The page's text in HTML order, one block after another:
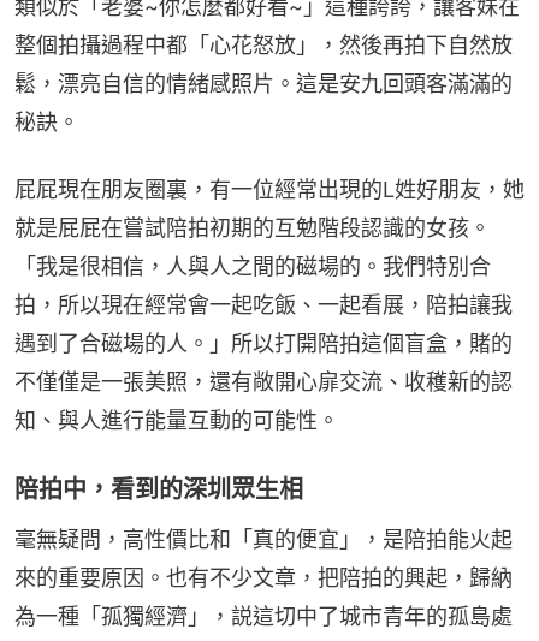
類似於「老婆~你怎麼都好看~」這種誇誇，讓客妹在
整個拍攝過程中都「心花怒放」，然後再拍下自然放
鬆，漂亮自信的情緒感照片。這是安九回頭客滿滿的
秘訣。
屁屁現在朋友圈裏，有一位經常出現的L姓好朋友，她
就是屁屁在嘗試陪拍初期的互勉階段認識的女孩。
「我是很相信，人與人之間的磁場的。我們特別合
拍，所以現在經常會一起吃飯、一起看展，陪拍讓我
遇到了合磁場的人。」所以打開陪拍這個盲盒，賭的
不僅僅是一張美照，還有敞開心扉交流、收穫新的認
知、與人進行能量互動的可能性。
陪拍中，看到的深圳眾生相
毫無疑問，高性價比和「真的便宜」，是陪拍能火起
來的重要原因。也有不少文章，把陪拍的興起，歸納
為一種「孤獨經濟」，説這切中了城市青年的孤島處